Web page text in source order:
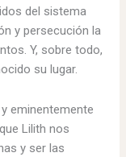
del sistema
y persecución la
Y, sobre todo,
su lugar.
eminentemente
Lilith nos
y ser las